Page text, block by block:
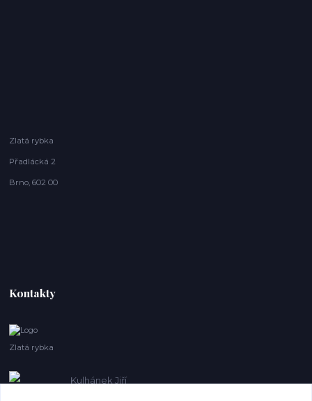
Zlatá rybka
Přadlácká 2
Brno, 602 00
Kontakty
Zlatá rybka
Kulhánek Jiří